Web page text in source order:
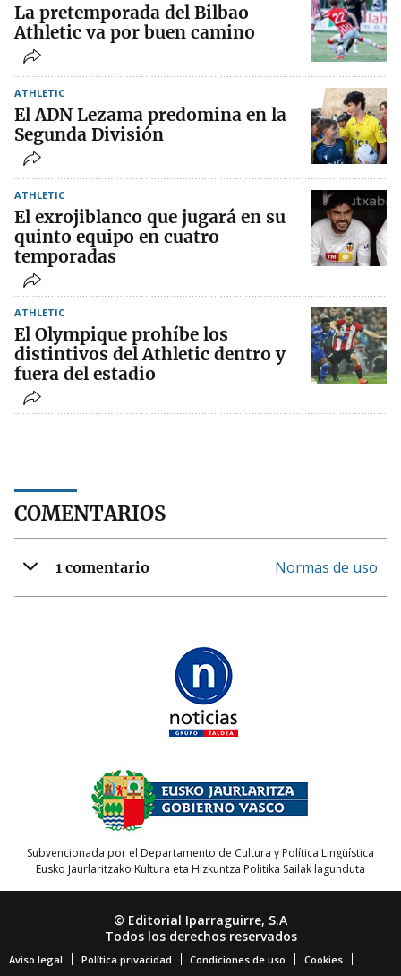
La pretemporada del Bilbao
Athletic va por buen camino
ATHLETIC
El ADN Lezama predomina en la
Segunda División
ATHLETIC
El exrojiblanco que jugará en su
quinto equipo en cuatro
temporadas
ATHLETIC
El Olympique prohíbe los
distintivos del Athletic dentro y
fuera del estadio
COMENTARIOS
1 comentario Normas de uso
Subvencionada por el Departamento de Cultura y Política Lingüística
Eusko Jaurlaritzako Kultura eta Hizkuntza Politika Sailak lagunduta
© Editorial Iparraguirre, S.A
Todos los derechos reservados
Aviso legal Política privacidad Condiciones de uso Cookies